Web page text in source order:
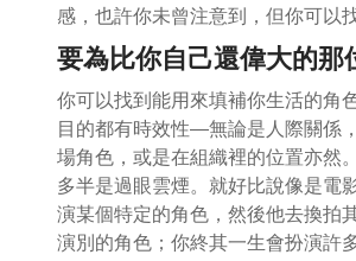
感，也許你未曾注意到，但你可以
要為比你自己還偉大的那
你可以找到能用來填補你生活的角
目的都有時效性—無論是人際關係
場角色，或是在組織裡的位置亦然
多半是過眼雲煙。就好比說像是電
演某個特定的角色，然後他去換拍
演別的角色；你終其一生會扮演許